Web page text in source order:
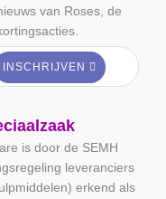
van Roses, de
is door de SEMH
leveranciers
erkend als